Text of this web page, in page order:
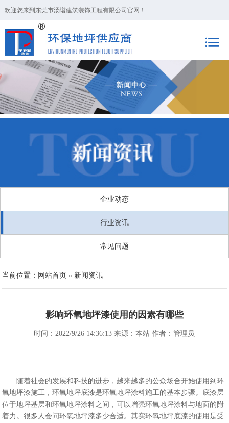
欢迎您来到东莞市汤谱建筑装饰工程有限公司官网！
企业动态
行业资讯
常见问题
当前位置： 网站首页 » 新闻资讯
影响环氧地坪漆使用的因素有哪些
时间：2022/9/26 14:36:13 来源：本站 作者：管理员
随着社会的发展和科技的进步，越来越多的公众场合开始使用到环
氧地坪漆施工，环氧地坪底漆是环氧地坪涂料施工的基本步骤。底漆层
位于地坪基层和环氧地坪涂料之间，可以增强环氧地坪涂料与地面的附
着力。很多人会问环氧地坪漆多少合适。其实环氧地坪底漆的使用是受